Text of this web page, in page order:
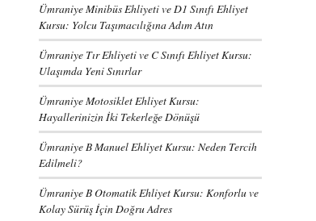
Ümraniye Minibüs Ehliyeti ve D1 Sınıfı Ehliyet
Kursu: Yolcu Taşımacılığına Adım Atın
Ümraniye Tır Ehliyeti ve C Sınıfı Ehliyet Kursu:
Ulaşımda Yeni Sınırlar
Ümraniye Motosiklet Ehliyet Kursu:
Hayallerinizin İki Tekerleğe Dönüşü
Ümraniye B Manuel Ehliyet Kursu: Neden Tercih
Edilmeli?
Ümraniye B Otomatik Ehliyet Kursu: Konforlu ve
Kolay Sürüş İçin Doğru Adres